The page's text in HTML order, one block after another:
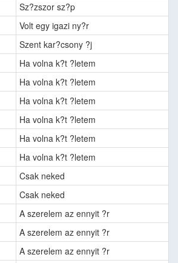
Sz?zszor sz?p
Volt egy igazi ny?r
Szent kar?csony ?j
Ha volna k?t ?letem
Ha volna k?t ?letem
Ha volna k?t ?letem
Ha volna k?t ?letem
Ha volna k?t ?letem
Ha volna k?t ?letem
Csak neked
Csak neked
A szerelem az ennyit ?r
A szerelem az ennyit ?r
A szerelem az ennyit ?r